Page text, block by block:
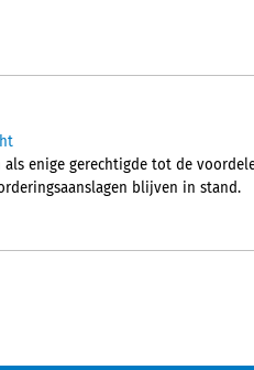
enige gerechtigde tot de
blijven in stand.